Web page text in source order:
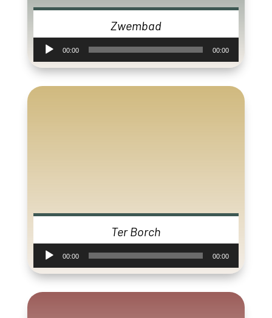
Zwembad
Audiospeler
00:00 00:00
Ter Borch
Audiospeler
00:00 00:00